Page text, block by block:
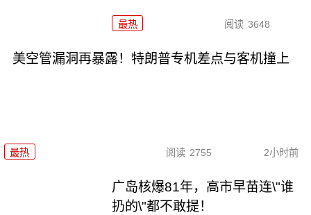
最热 阅读 3648
美空管漏洞再暴露！特朗普专机差点与客机撞上
最热 阅读 2755 2小时前
广岛核爆81年，高市早苗连\"谁
扔的\"都不敢提！